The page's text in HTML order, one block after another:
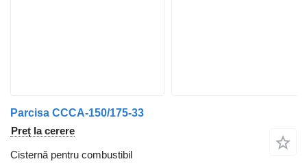
Parcisa CCCA-150/175-33
Preț la cerere
Cisternă pentru combustibil